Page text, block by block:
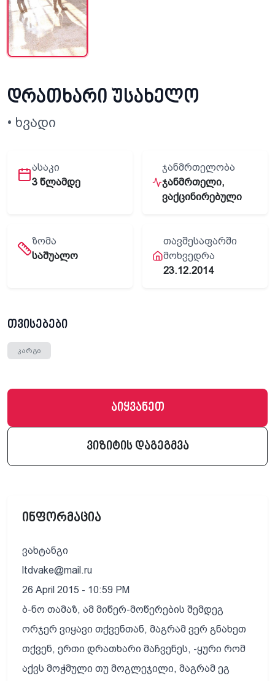
დრათხარი უსახელო
• ხვადი
ᲐᲡᲐᲙᲘ
3 წლამდე
ᲯᲐᲜᲛᲠᲗᲔᲚᲝᲑᲐ
ჯანმრთელი,
ვაქცინირებული
ᲖᲝᲛᲐ
საშუალო
ᲗᲐᲕᲨᲔᲡᲐᲤᲐᲠᲨᲘ
ᲛᲝᲮᲕᲔᲓᲠᲐ
23.12.2014
თვისებები
კარგი
აიყვანეთ
ვიზიტის დაგეგმვა
ინფორმაცია
ვახტანგი
ltdvake@mail.ru
26 April 2015 - 10:59 PM
ბ-ნო თამაზ, ამ მიწერ-მოწერების შემდეგ
ორჯერ ვიყავი თქვენთან, მაგრამ ვერ გნახეთ
თქვენ, ერთი დრათხარი მაჩვენეს, -ყური რომ
აქვს მოჭმული თუ მოგლეჯილი, მაგრამ ეგ